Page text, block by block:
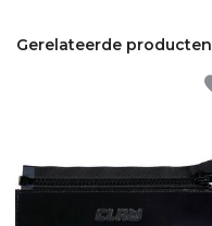
Gerelateerde producten